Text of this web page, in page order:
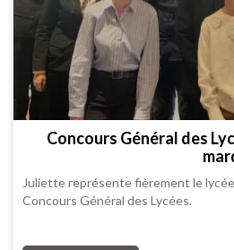
Concours Général des
Juliette représente fièrement le
Concours Général des Lycées.